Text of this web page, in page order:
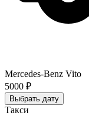
Mercedes-Benz Vito
5000 ₽
Выбрать дату
Такси